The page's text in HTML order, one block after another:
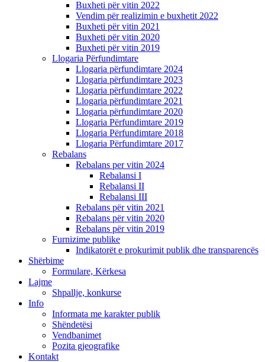
Buxheti për vitin 2022
Vendim për realizimin e buxhetit 2022
Buxheti për vitin 2021
Buxheti për vitin 2020
Buxheti për vitin 2019
Llogaria Përfundimtare
Llogaria përfundimtare 2024
Llogaria përfundimtare 2023
Llogaria përfundimtare 2022
Llogaria përfundimtare 2021
Llogaria përfundimtare 2020
Llogaria Përfundimtare 2019
Llogaria Përfundimtare 2018
Llogaria Përfundimtare 2017
Rebalans
Rebalans per vitin 2024
Rebalansi I
Rebalansi II
Rebalansi III
Rebalans për vitin 2021
Rebalans për vitin 2020
Rebalans për vitin 2019
Furnizime publike
Indikatorët e prokurimit publik dhe transparencës
Shërbime
Formulare, Kërkesa
Lajme
Shpallje, konkurse
Info
Informata me karakter publik
Shëndetësi
Vendbanimet
Pozita gjeografike
Kontakt